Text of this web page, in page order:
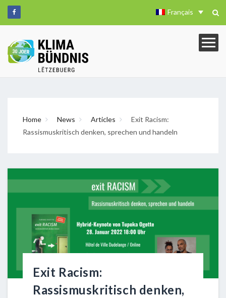
Français
Home News Articles
Exit Racism:
Rassismuskritisch denken, sprechen und handeln
Exit Racism:
Rassismuskritisch denken,